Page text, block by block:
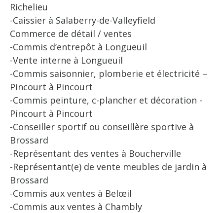
Richelieu
-Caissier à Salaberry-de-Valleyfield
Commerce de détail / ventes
-Commis d’entrepôt à Longueuil
-Vente interne à Longueuil
-Commis saisonnier, plomberie et électricité –
Pincourt à Pincourt
-Commis peinture, c-plancher et décoration -
Pincourt à Pincourt
-Conseiller sportif ou conseillère sportive à
Brossard
-Représentant des ventes à Boucherville
-Représentant(e) de vente meubles de jardin à
Brossard
-Commis aux ventes à Belœil
-Commis aux ventes à Chambly